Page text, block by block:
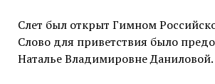
Слет был открыт Гимном
Слово для приветствия было
Наталье Владимировне Даниловой.